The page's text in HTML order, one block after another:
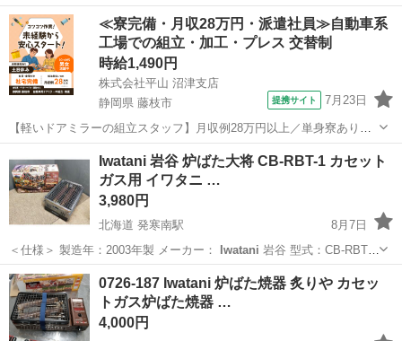
みしませんか？ 家電、趣味・スポーツ・レジャー用品、こども用品、
衣料服飾品、生活雑貨、家具、本、CD・DVDなどが無料でまとめて持
ち込めます！ ※詳細はこ...
愛知 名古屋市 その他 Iwatani
≪寮完備・月収28万円・派遣社員≫自動車系
工場での組立・加工・プレス 交替制
時給1,490円
株式会社平山 沼津支店
静岡県 藤枝市
提携サイト 7月23日
【軽いドアミラーの組立スタッフ】月収例28万円以上／単身寮あり／
年間休日121日／初めてさんも安心のカンタン作業 【未経験歓迎】軽
いドアミラーの組立スタッフ｜新設のキレイな工場◎男女活躍中！ 大
手自動車部品メーカーの新設工...
その他
Iwatani 岩谷 炉ばた大将 CB-RBT-1 カセット
ガス用 イワタニ …
3,980円
北海道 発寒南駅
8月7日
＜仕様＞ 製造年：2003年製 メーカー：
Iwatani 岩谷 型式：CB-RBT-1
実寸サイズ(幅×奥×高)※約：37×20×12ｃｍ ※当方で計測しました。多
少の誤差はご了承ください。 ...
北海道 札幌市 その他 Iwatani
0726-187 Iwatani 炉ばた焼器 炙りや カセッ
トガス炉ばた焼器 …
4,000円